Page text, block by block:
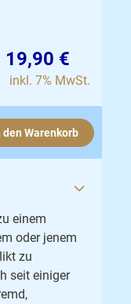
19,90 €
inkl. 7% MwSt.
den Warenkorb
einem
oder jenem
zu
seit einiger